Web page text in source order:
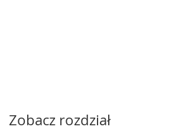
Zobacz rozdział